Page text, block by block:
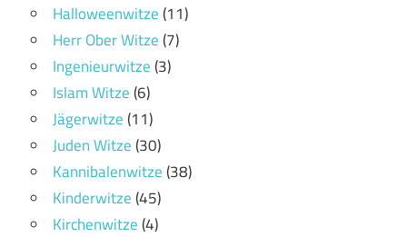
Halloweenwitze(11)
Herr Ober Witze(7)
Ingenieurwitze(3)
Islam Witze(6)
Jägerwitze(11)
Juden Witze(30)
Kannibalenwitze(38)
Kinderwitze(45)
Kirchenwitze(4)